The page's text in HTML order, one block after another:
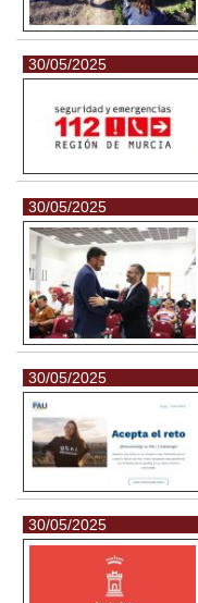
30/05/2025
30/05/2025
30/05/2025
30/05/2025